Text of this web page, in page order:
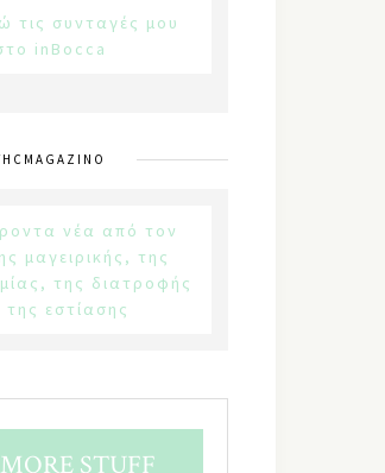
τις συνταγές μου
inBocca
νέα από τον
μαγειρικής, της
της διατροφής
της εστίασης
STUFF